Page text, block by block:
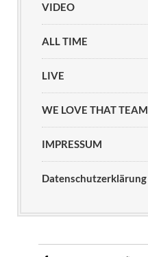
VIDEO
ALL TIME
LIVE
WE LOVE THAT TEAM
IMPRESSUM
Datenschutzerklärung